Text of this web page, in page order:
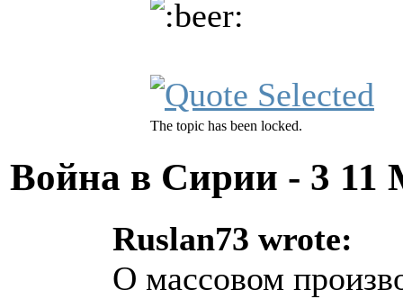
The topic has been locked.
Война в Сирии - 3 11
Ruslan73 wrote:
О массовом